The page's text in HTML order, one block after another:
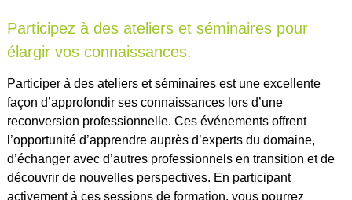
Participez à des ateliers et séminaires pour
élargir vos connaissances.
Participer à des ateliers et séminaires est une excellente
façon d’approfondir ses connaissances lors d’une
reconversion professionnelle. Ces événements offrent
l’opportunité d’apprendre auprès d’experts du domaine,
d’échanger avec d’autres professionnels en transition et de
découvrir de nouvelles perspectives. En participant
activement à ces sessions de formation, vous pourrez